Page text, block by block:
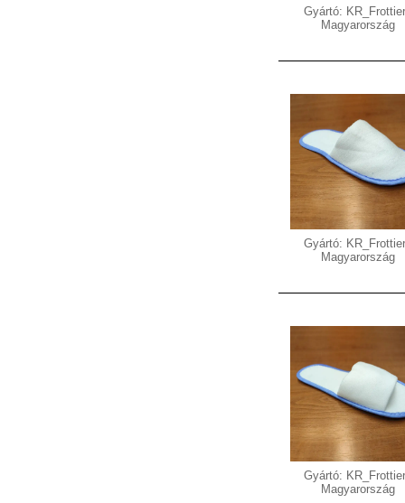
Gyártó:
Magyarország
Gyártó:
Magyarország
Gyártó:
Magyarország